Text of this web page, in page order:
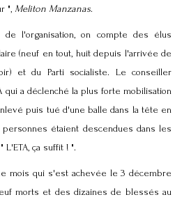
", Meliton Manzanas.
l'organisation, on compte des élus
(neuf en tout, huit depuis l'arrivée de
et du Parti socialiste. Le conseiller
qui a déclenché la plus forte mobilisation
puis tué d'une balle dans la tête en
étaient descendues dans les
L'ETA, ça suffit ! ".
mois qui s'est achevée le 3 décembre
morts et des dizaines de blessés au